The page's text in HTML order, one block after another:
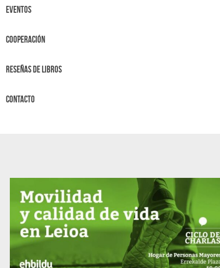
Eventos
Cooperación
Reseñas de libros
Contacto